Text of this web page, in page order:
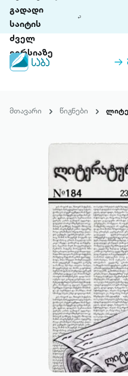
გადადი
საიტის
ძველ
ვერსიაზე
თინეთი 9
ჩვენ შესახებ
პაკეტები
მთავარი წიგნები